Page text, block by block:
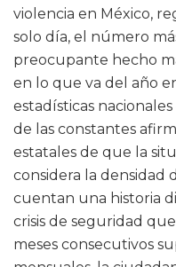
violencia en México,
solo día, el número
preocupante hecho
en lo que va del año
estadísticas
de las constantes
estatales de que la
considera la densidad
cuentan una historia
crisis de seguridad
meses consecutivos